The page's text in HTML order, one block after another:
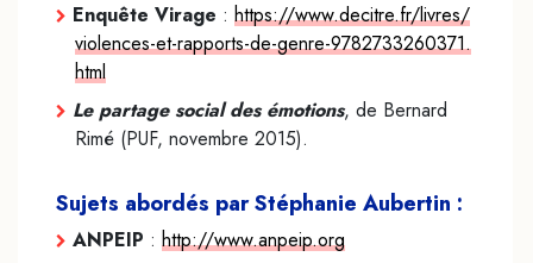
Enquête Virage : https://www.decitre.fr/livres/
violences-et-rapports-de-genre-9782733260371.
html
Le partage social des émotions, de Bernard
Rimé (PUF, novembre 2015).
Sujets abordés par Stéphanie Aubertin :
ANPEIP : http://www.anpeip.org